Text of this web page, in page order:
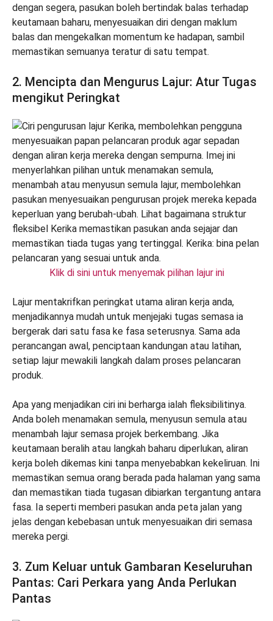
dengan segera, pasukan boleh bertindak balas terhadap
keutamaan baharu, menyesuaikan diri dengan maklum
balas dan mengekalkan momentum ke hadapan, sambil
memastikan semuanya teratur di satu tempat.
2. Mencipta dan Mengurus Lajur: Atur Tugas
mengikut Peringkat
Klik di sini untuk menyemak pilihan lajur ini
Lajur mentakrifkan peringkat utama aliran kerja anda,
menjadikannya mudah untuk menjejaki tugas semasa ia
bergerak dari satu fasa ke fasa seterusnya. Sama ada
perancangan awal, penciptaan kandungan atau latihan,
setiap lajur mewakili langkah dalam proses pelancaran
produk.
Apa yang menjadikan ciri ini berharga ialah fleksibilitinya.
Anda boleh menamakan semula, menyusun semula atau
menambah lajur semasa projek berkembang. Jika
keutamaan beralih atau langkah baharu diperlukan, aliran
kerja boleh dikemas kini tanpa menyebabkan kekeliruan. Ini
memastikan semua orang berada pada halaman yang sama
dan memastikan tiada tugasan dibiarkan tergantung antara
fasa. Ia seperti memberi pasukan anda peta jalan yang
jelas dengan kebebasan untuk menyesuaikan diri semasa
mereka pergi.
3. Zum Keluar untuk Gambaran Keseluruhan
Pantas: Cari Perkara yang Anda Perlukan
Pantas